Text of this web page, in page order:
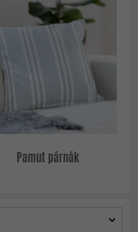
Pamut párnák